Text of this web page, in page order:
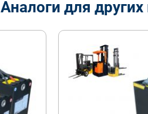
Аналоги для